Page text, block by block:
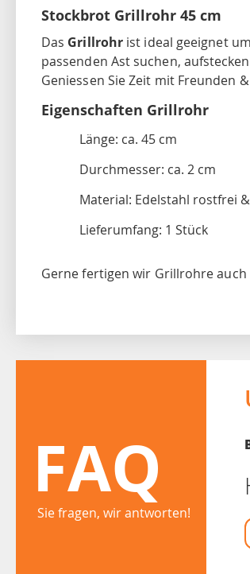
Stockbrot Grillrohr 45 cm
Das Grillrohr ist ideal geeignet
passenden Ast suchen,
Geniessen Sie Zeit mit Freunden
Eigenschaften Grillrohr
Länge: ca. 45 cm
Durchmesser: ca. 2 cm
Material: Edelstahl rostfrei
Lieferumfang: 1 Stück
Gerne fertigen wir Grillrohre
FAQ
Sie fragen, wir antworten!